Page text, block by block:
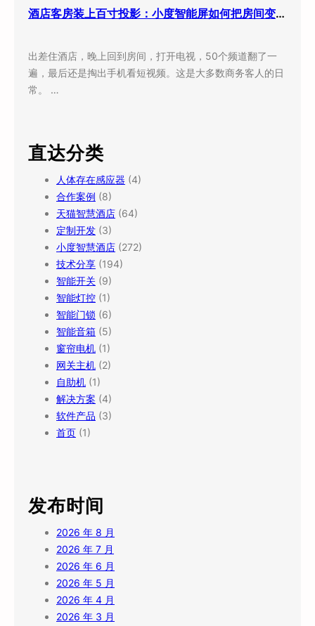
酒店客房装上百寸投影：小度智能屏如何把房间变成”第三空间”
出差住酒店，晚上回到房间，打开电视，50个频道翻了一
遍，最后还是掏出手机看短视频。这是大多数商务客人的日
常。 …
直达分类
人体存在感应器 (4)
合作案例 (8)
天猫智慧酒店 (64)
定制开发 (3)
小度智慧酒店 (272)
技术分享 (194)
智能开关 (9)
智能灯控 (1)
智能门锁 (6)
智能音箱 (5)
窗帘电机 (1)
网关主机 (2)
自助机 (1)
解决方案 (4)
软件产品 (3)
首页 (1)
发布时间
2026 年 8 月
2026 年 7 月
2026 年 6 月
2026 年 5 月
2026 年 4 月
2026 年 3 月